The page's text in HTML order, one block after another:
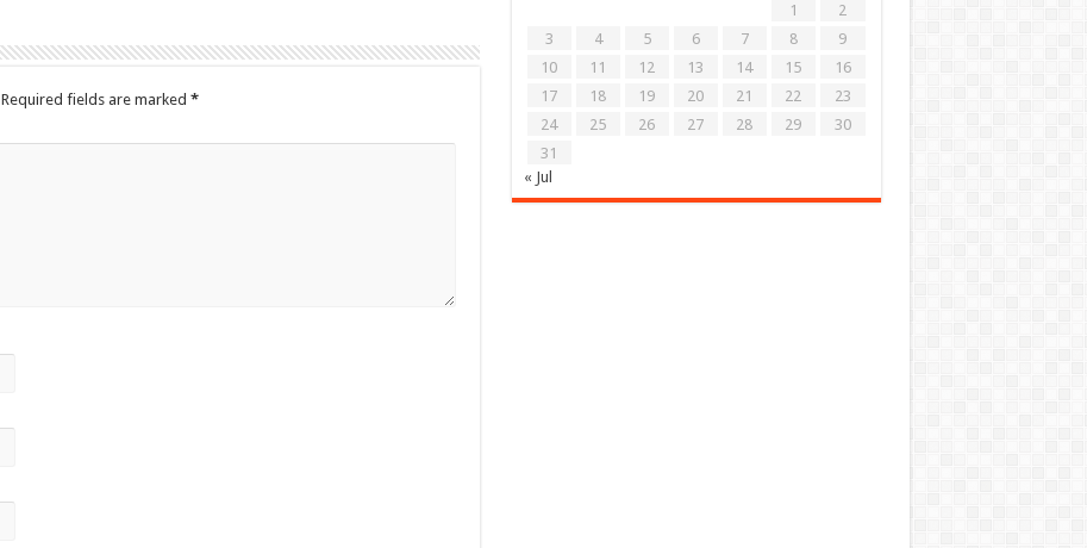
Required fields are marked *
1
2
3
4 5 6 7 8
9
10
11 12 13 14 15
16
17
18 19 20 21 22
23
24
25 26 27 28 29
30
31
« Jul